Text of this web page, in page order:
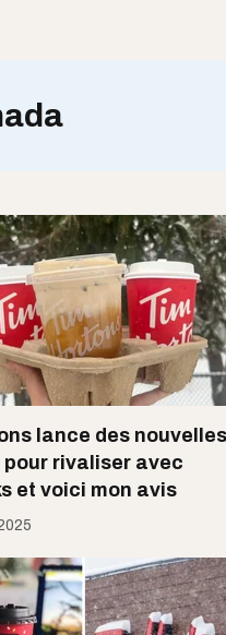
lance des nouvelles
pour rivaliser avec
et voici mon avis